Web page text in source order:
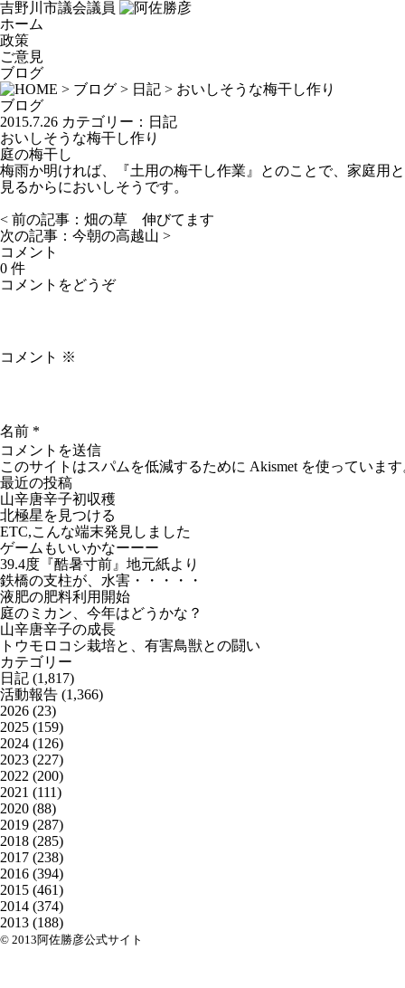
吉野川市議会議員
ホーム
政策
ご意見
ブログ
> ブログ > 日記 > おいしそうな梅干し作り
ブログ
2015.7.26 カテゴリー： 日記
おいしそうな梅干し作り
庭の梅干し
梅雨か明ければ、『土用の梅干し作業』とのことで、家庭用
見るからにおいしそうです。
< 前の記事： 畑の草 伸びてます
次の記事： 今朝の高越山 >
コメント
0 件
コメントをどうぞ
コメント ※
名前 *
このサイトはスパムを低減するために Akismet を使っていま
最近の投稿
山辛唐辛子初収穫
北極星を見つける
ETC,こんな端末発見しました
ゲームもいいかなーーー
39.4度『酷暑寸前』地元紙より
鉄橋の支柱が、水害・・・・・
液肥の肥料利用開始
庭のミカン、今年はどうかな？
山辛唐辛子の成長
トウモロコシ栽培と、有害鳥獣との闘い
カテゴリー
日記 (1,817)
活動報告 (1,366)
2026 (23)
2025 (159)
2024 (126)
2023 (227)
2022 (200)
2021 (111)
2020 (88)
2019 (287)
2018 (285)
2017 (238)
2016 (394)
2015 (461)
2014 (374)
2013 (188)
© 2013阿佐勝彦公式サイト